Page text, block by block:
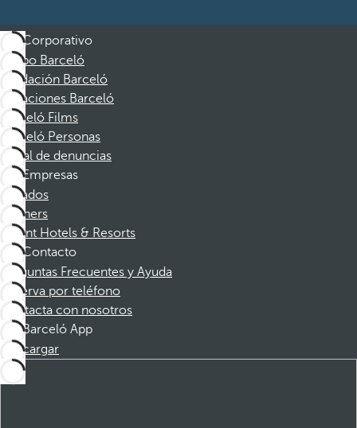
Corporativo
Grupo Barceló
Fundación Barceló
Vacaciones Barceló
Barceló Films
Barceló Personas
Canal de denuncias
Empresas
Afiliados
Partners
Dorint Hotels & Resorts
Contacto
Preguntas Frecuentes y Ayuda
Reserva por teléfono
Contacta con nosotros
Barceló App
Descargar